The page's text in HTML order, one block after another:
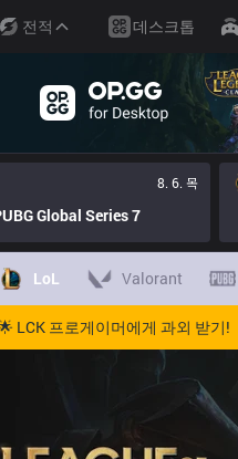
전적 데스크톱
8. 6. 목
Global Series 7
LoL Valorant
LCK 프로게이머에게 과외 받기!